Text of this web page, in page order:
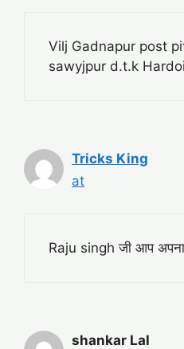
Vilj Gadnapur post
sawyjpur d.t.k
Tricks King
at
Raju singh जी आप अपना
shankar Lal